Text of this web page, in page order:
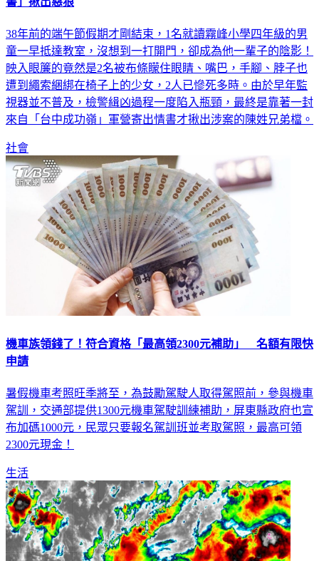
38年前的端午節假期才剛結束，1名就讀霧峰小學四年級的男
童一早抵達教室，沒想到一打開門，卻成為他一輩子的陰影！
映入眼簾的竟然是2名被布條矇住眼睛、嘴巴，手腳、脖子也
遭到繩索綑綁在椅子上的少女，2人已慘死多時。由於早年監
視器並不普及，檢警緝凶過程一度陷入瓶頸，最終是靠著一封
社會
機車族領錢了！符合資格「最高領2300元補助」 名額有限快
暑假機車考照旺季將至，為鼓勵駕駛人取得駕照前，參與機車
駕訓，交通部提供1300元機車駕駛訓練補助，屏東縣政府也宣
布加碼1000元，民眾只要報名駕訓班並考取駕照，最高可領
生活